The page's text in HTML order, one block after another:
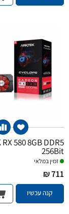
580 8GB DDR5
256Bit
זמין במלאי
711 ₪
קנה עכשיו